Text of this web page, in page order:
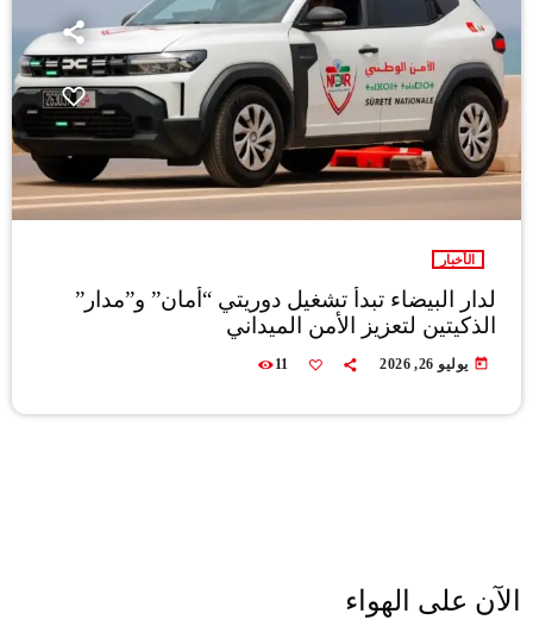
الأخبار
لدار البيضاء تبدأ تشغيل دوريتي “أمان” و”مدار”
الذكيتين لتعزيز الأمن الميداني
today يوليو 26, 2026 11
الآن على الهواء